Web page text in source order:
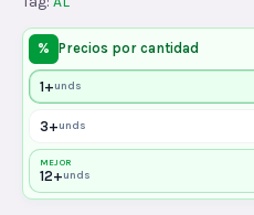
% Precios por cantidad
1+unds
3+unds
MEJOR
12+unds